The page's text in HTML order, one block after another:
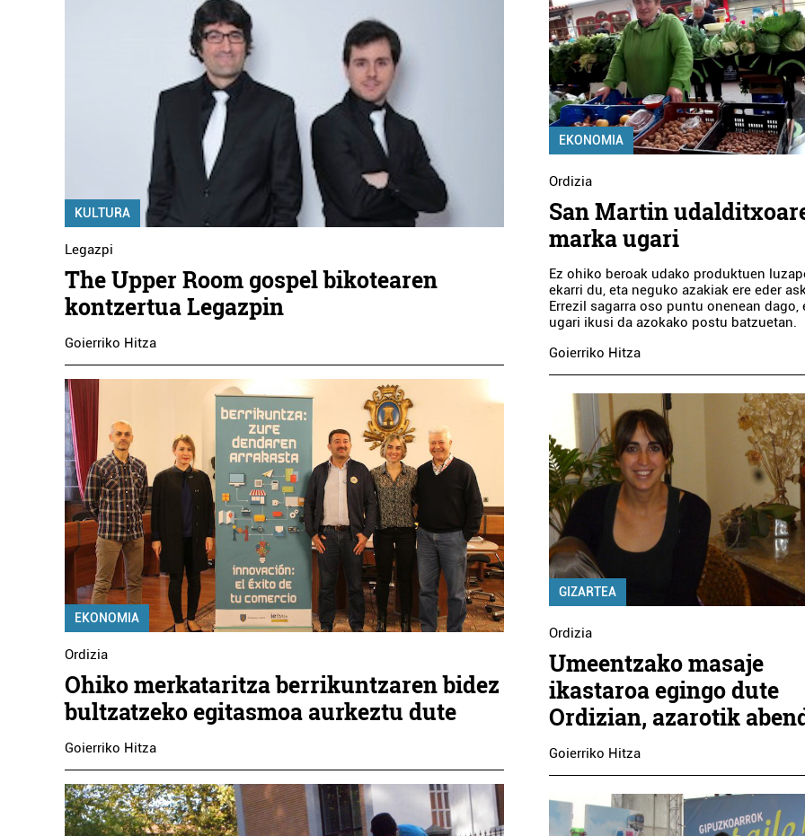
KULTURA
Legazpi
The Upper Room gospel bikotearen
kontzertua Legazpin
Goierriko Hitza
EKONOMIA
Ordizia
Ohiko merkataritza berrikuntzaren bidez
bultzatzeko egitasmoa aurkeztu dute
Goierriko Hitza
EKONOMIA
Ordizia
San Martin
marka ugari
Ez ohiko beroak udako produktuen
ekarri du, eta neguko azakiak ere eder
Errezil sagarra oso puntu onenean dago,
ugari ikusi da azokako postu batzuetan.
Goierriko Hitza
GIZARTEA
Ordizia
Umeentzako masaje
ikastaroa egingo dute
Ordizian, azarotik
Goierriko Hitza